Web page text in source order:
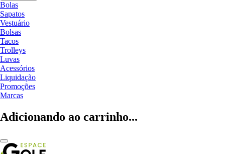
Bolas
Sapatos
Vestuário
Bolsas
Tacos
Trolleys
Luvas
Acessórios
Liquidação
Promoções
Marcas
Adicionando ao carrinho...